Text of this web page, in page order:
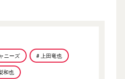
ニーズ # 上田竜也
和也